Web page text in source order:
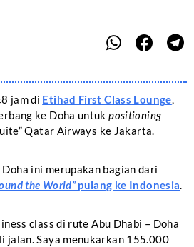
jam di Etihad First Class Lounge,
ke Doha untukpositioning
Qatar Airways ke Jakarta.
ini merupakan bagian dari
the World”pulang ke Indonesia.
class di rute Abu Dhabi – Doha
jalan. Saya menukarkan 155.000